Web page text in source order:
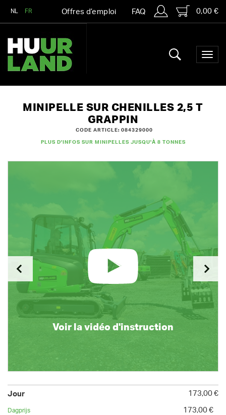
NL FR Offres d’emploi FAQ 0,00 €
MINIPELLE SUR CHENILLES 2,5 T
GRAPPIN
CODE ARTICLE: 084329000
PLUS D'INFOS SUR MINIPELLES JUSQU'À 8 TONNES
Voir la vidéo d'instruction
173,00 €
173,00 €